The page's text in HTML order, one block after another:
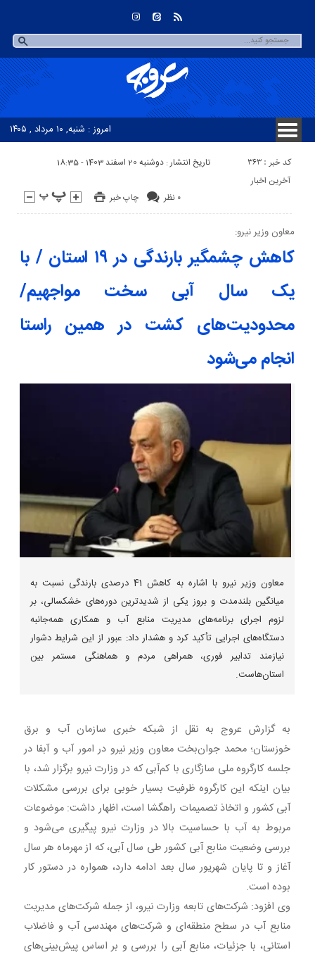
امروز : شنبه, ۱۰ مرداد , ۱۴۰۵
کد خبر : 363 تاریخ انتشار : دوشنبه 20 اسفند 1403 - 18:35
چاپ خبر ۰ نظر
آخرین اخبار
معاون وزیر نیرو:
کاهش چشمگیر بارندگی در ۱۹ استان / با
یک سال آبی سخت مواجهیم/
محدودیت‌های کشت‌ در همین راستا
انجام می‌شود
معاون وزیر نیرو با اشاره به کاهش 41 درصدی بارندگی نسبت به
میانگین بلندمدت و بروز یکی از شدیدترین دوره‌های خشکسالی، بر
لزوم اجرای برنامه‌های مدیریت منابع آب و همکاری همه‌جانبه
دستگاه‌های اجرایی تأکید کرد و هشدار داد: عبور از این شرایط دشوار
نیازمند تدابیر فوری، همراهی مردم و هماهنگی مستمر بین
استان‌هاست.
به گزارش عروج به نقل از شبکه خبری سازمان آب و برق
خوزستان؛ محمد جوان‌بخت معاون وزیر نیرو در امور آب و آبفا در
جلسه‌ کارگروه ملی سازگاری با کم‌آبی که در وزارت نیرو برگزار شد، با
بیان اینکه این کارگروه ظرفیت بسیار خوبی برای بررسی مشکلات
آبی کشور و اتخاذ تصمیمات راهگشا است، اظهار داشت: موضوعات
مربوط به آب با حساسیت بالا در وزارت نیرو پیگیری می‌شود و
بررسی وضعیت منابع آبی کشور طی سال آبی، که از مهرماه هر سال
آغاز و تا پایان شهریور سال بعد ادامه دارد، همواره در دستور کار
بوده است.
وی افزود: شرکت‌های تابعه وزارت نیرو، از جمله شرکت‌های مدیریت
منابع آب در سطح منطقه‌ای و شرکت‌های مهندسی آب و فاضلاب
استانی، با جزئیات، منابع آبی را بررسی و بر اساس پیش‌بینی‌های